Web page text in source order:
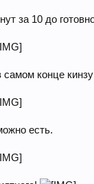
за 10 до
самом конце
есть.